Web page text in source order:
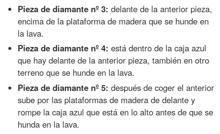
Pieza de diamante nº 3: delante de la anterior pieza,
encima de la plataforma de madera que se hunde en
la lava.
Pieza de diamante nº 4: está dentro de la caja azul
que hay delante de la anterior pieza, también en otro
terreno que se hunde en la lava.
Pieza de diamante nº 5: después de coger el anterior
sube por las plataformas de madera de delante y
rompe la caja azul que está en lo alto antes de que se
hunda en la lava.